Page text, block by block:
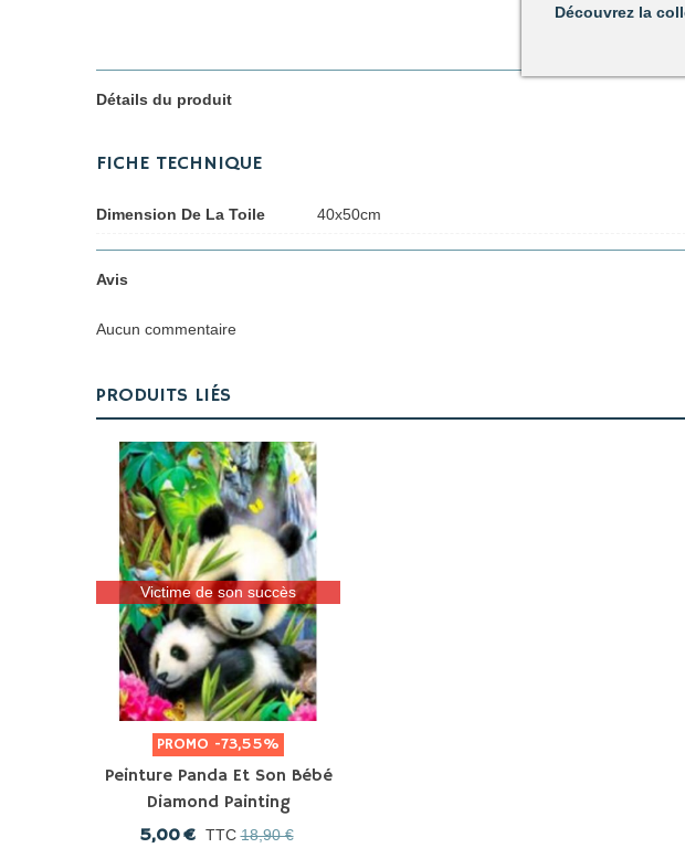
Détails du produit
FICHE TECHNIQUE
Dimension De La Toile 40x50cm
Avis
Aucun commentaire
PRODUITS LIÉS
Victime de son succès
PROMO -73,55%
Peinture Panda Et Son Bébé
Diamond Painting
5,00 € TTC 18,90 €
Découvrez la